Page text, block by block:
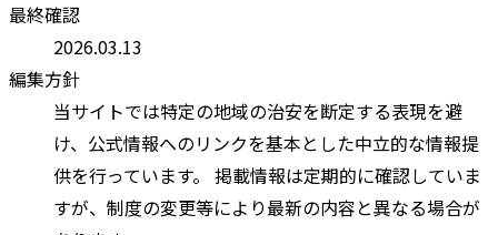
最終確認
2026.03.13
編集方針
当サイトでは特定の地域の治安を断定する表現を避
け、公式情報へのリンクを基本とした中立的な情報提
供を行っています。 掲載情報は定期的に確認していま
すが、制度の変更等により最新の内容と異なる場合が